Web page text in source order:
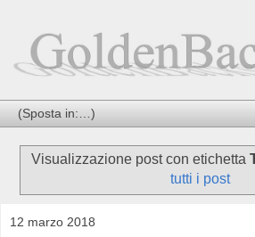
Visualizzazione post con etichetta
tutti i post
12 marzo 2018